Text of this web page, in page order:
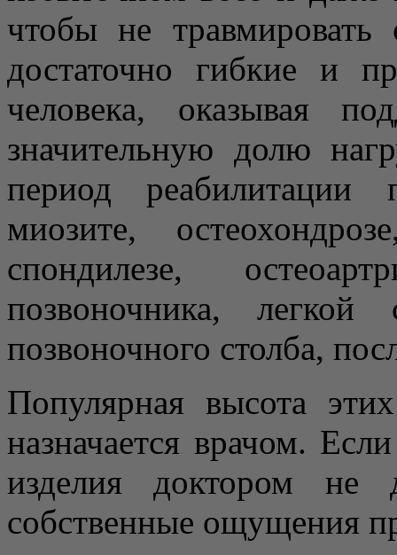
чтобы не травмировать
достаточно гибкие и
человека, оказывая
значительную долю
период
миозите,
спондилезе,
позвоночника, легкой
позвоночного столба,
Популярная высота
назначается врачом.
изделия доктором не
собственные ощущения